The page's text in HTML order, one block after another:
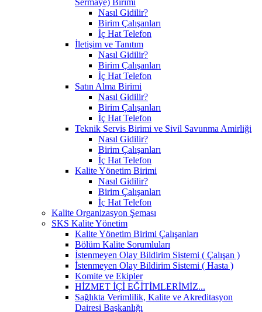
Nasıl Gidilir?
Birim Çalışanları
İç Hat Telefon
İletişim ve Tanıtım
Nasıl Gidilir?
Birim Çalışanları
İç Hat Telefon
Satın Alma Birimi
Nasıl Gidilir?
Birim Çalışanları
İç Hat Telefon
Teknik Servis Birimi ve Sivil Savunma Amirliği
Nasıl Gidilir?
Birim Çalışanları
İç Hat Telefon
Kalite Yönetim Birimi
Nasıl Gidilir?
Birim Çalışanları
İç Hat Telefon
Kalite Organizasyon Şeması
SKS Kalite Yönetim
Kalite Yönetim Birimi Çalışanları
Bölüm Kalite Sorumluları
İstenmeyen Olay Bildirim Sistemi ( Çalışan )
İstenmeyen Olay Bildirim Sistemi ( Hasta )
Komite ve Ekipler
HİZMET İÇİ EĞİTİMLERİMİZ...
Sağlıkta Verimlilik, Kalite ve Akreditasyon
Dairesi Başkanlığı